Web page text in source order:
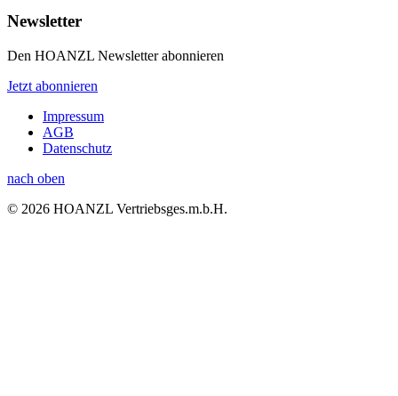
Newsletter
Den HOANZL Newsletter abonnieren
Jetzt abonnieren
Impressum
AGB
Datenschutz
nach oben
© 2026 HOANZL Vertriebsges.m.b.H.